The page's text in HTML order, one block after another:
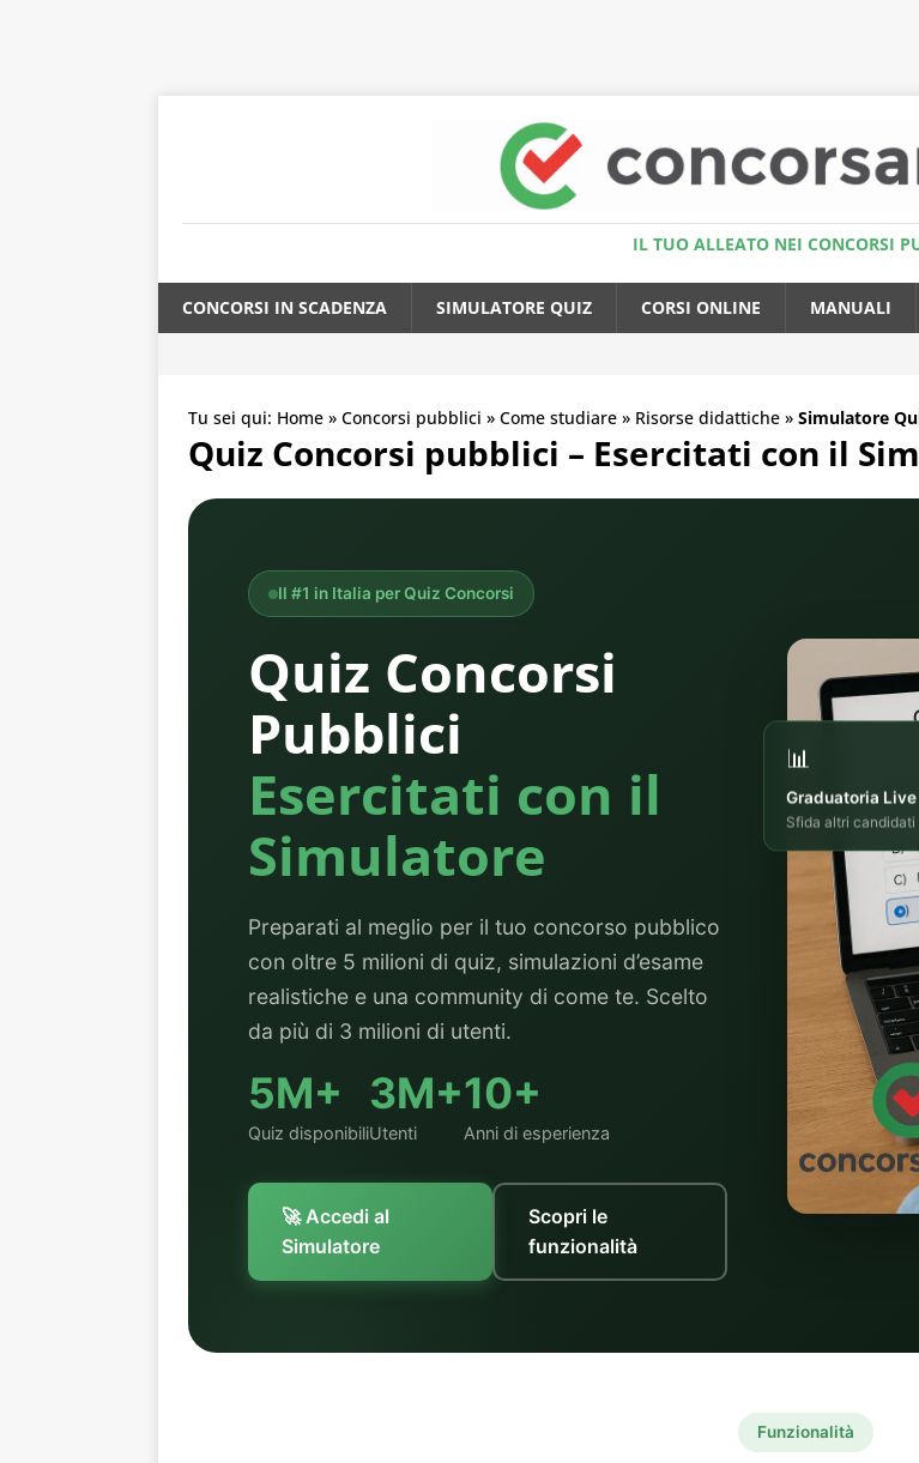
IL TUO ALLEATO NEI CONCORSI
CONCORSI IN SCADENZA SIMULATORE QUIZ CORSI ONLINE MANUALI
Tu sei qui: Home » Concorsi pubblici » Come studiare » Risorse didattiche » Simulatore
Quiz Concorsi pubblici – Esercitati con il
Il #1 in Italia per Quiz Concorsi
Quiz Concorsi
Pubblici
Esercitati con il
Simulatore
Preparati al meglio per il tuo concorso pubblico
con oltre 5 milioni di quiz, simulazioni d’esame
realistiche e una community di come te. Scelto
da più di 3 milioni di utenti.
5M+
Quiz disponibili
3M+
Utenti
10+
Anni di esperienza
🚀 Accedi al
Simulatore
Scopri le
funzionalità
📊
Graduatoria Live
Sfida altri candidati
Funzionalità